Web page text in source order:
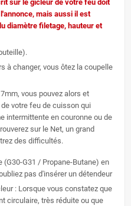
sur le gicleur de votre feu doit
mais aussi il est
diamètre filetage, hauteur et
à changer, vous ôtez la coupelle
vous pouvez alors et
votre feu de cuisson qui
intermittente en couronne ou de
sur le Net, un grand
des difficultés.
(G30-G31 / Propane-Butane) en
pas d'insérer un détendeur
: Lorsque vous constatez que
circulaire, très réduite ou que